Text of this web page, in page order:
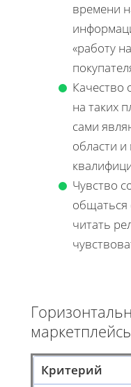
времени
«работу
Качество
на таких
сами
области и
Чувство
читать
Критерий